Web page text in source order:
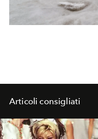
Articoli consigliati